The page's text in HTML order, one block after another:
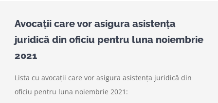
Avocații care vor asigura asistența
juridică din oficiu pentru luna noiembrie
2021
Lista cu avocații care vor asigura asistența juridică din
oficiu pentru luna noiembrie 2021: